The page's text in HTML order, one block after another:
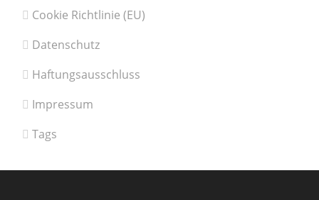
Cookie Richtlinie (EU)
Datenschutz
Haftungsausschluss
Impressum
Tags